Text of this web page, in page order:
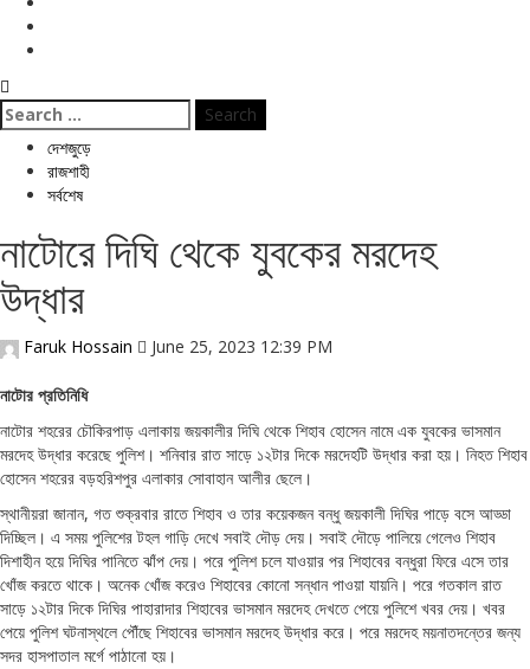
Search
for:
দেশজুড়ে
রাজশাহী
সর্বশেষ
নাটোরে দিঘি থেকে যুবকের মরদেহ
উদ্ধার
Faruk Hossain June 25, 2023 12:39 PM
নাটোর প্রতিনিধি
নাটোর শহরের চৌকিরপাড় এলাকায় জয়কালীর দিঘি থেকে শিহাব হোসেন নামে এক যুবকের ভাসমান
মরদেহ উদ্ধার করেছে পুলিশ। শনিবার রাত সাড়ে ১২টার দিকে মরদেহটি উদ্ধার করা হয়। নিহত শিহাব
হোসেন শহরের বড়হরিশপুর এলাকার সোবাহান আলীর ছেলে।
স্থানীয়রা জানান, গত শুক্রবার রাতে শিহাব ও তার কয়েকজন বন্ধু জয়কালী দিঘির পাড়ে বসে আড্ডা
দিচ্ছিল। এ সময় পুলিশের টহল গাড়ি দেখে সবাই দৌড় দেয়। সবাই দৌড়ে পালিয়ে গেলেও শিহাব
দিশাহীন হয়ে দিঘির পানিতে ঝাঁপ দেয়। পরে পুলিশ চলে যাওয়ার পর শিহাবের বন্ধুরা ফিরে এসে তার
খোঁজ করতে থাকে। অনেক খোঁজ করেও শিহাবের কোনো সন্ধান পাওয়া যায়নি। পরে গতকাল রাত
সাড়ে ১২টার দিকে দিঘির পাহারাদার শিহাবের ভাসমান মরদেহ দেখতে পেয়ে পুলিশে খবর দেয়। খবর
পেয়ে পুলিশ ঘটনাস্থলে পৌঁছে শিহাবের ভাসমান মরদেহ উদ্ধার করে। পরে মরদেহ ময়নাতদন্তের জন্য
সদর হাসপাতাল মর্গে পাঠানো হয়।